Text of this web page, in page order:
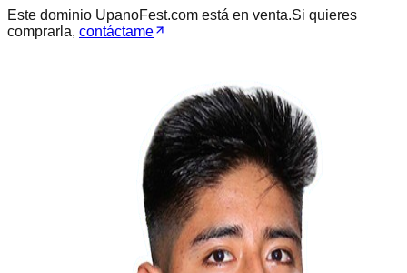
Este dominio UpanoFest.com está en venta.Si quieres
comprarla, contáctame